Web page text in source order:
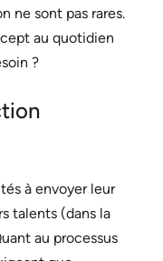
ne sont pas rares.
au quotidien
?
à envoyer leur
talents (dans la
au processus